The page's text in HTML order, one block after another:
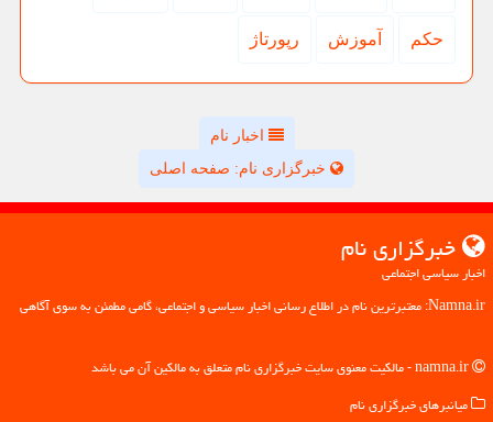
حكم آموزش رپورتاژ
اخبار نام
خبرگزاری نام: صفحه اصلی
خبرگزاری نام
اخبار سیاسی اجتماعی
Namna.ir: معتبرترین نام در اطلاع رسانی اخبار سیاسی و اجتماعی، گامی مطمئن به سوی آگاهی
میانبرهای خبرگزاری نام